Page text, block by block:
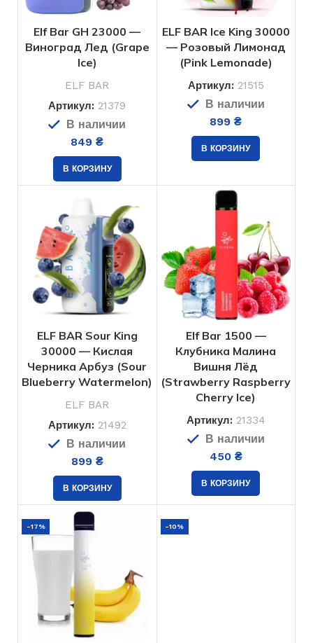
мл
ELF BAR
USB ЗАРЯДКА
Elf Bar GH 23000 —
Виноград Лед (Grape
Ice)
ELF BAR
Артикул: 21379
В наличии
849₴
В КОРЗИНУ
ELF BAR Ice King 30000
— Розовый Лимонад
(Pink Lemonade)
Артикул: 21515
В наличии
899₴
В КОРЗИНУ
ELF BAR Sour King
30000 — Кислая
Черника Арбуз (Sour
Blueberry Watermelon)
ELF BAR
Артикул: 21492
В наличии
899 ₴
В КОРЗИНУ
Elf Bar 1500 —
Клубника Малина
Вишня Лёд
(Strawberry Raspberry
Cherry Ice)
Артикул: 21334
В наличии
450 ₴
В КОРЗИНУ
-17% -10%